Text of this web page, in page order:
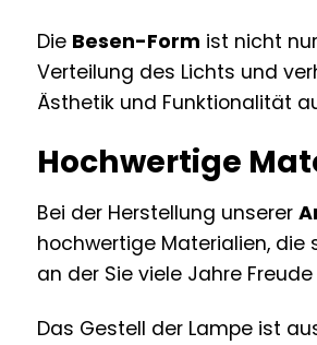
Die Besen-Form ist nicht
Verteilung des Lichts und
Ästhetik und Funktionalität
Hochwertige
Bei der Herstellung unserer
hochwertige Materialien, die
an der Sie viele Jahre
Das Gestell der Lampe ist